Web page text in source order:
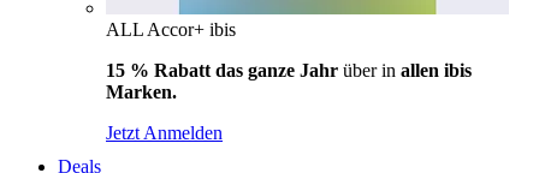
ALL Accor+ ibis
15 % Rabatt das ganze Jahr über in allen ibis
Marken.
Jetzt Anmelden
Deals